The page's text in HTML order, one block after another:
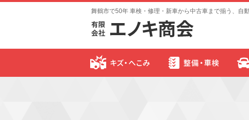
舞鶴市で50年 車検・修理・新車から中古車まで揃う、自